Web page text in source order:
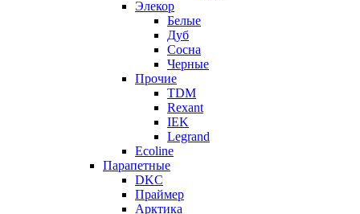
Элекор
Белые
Дуб
Сосна
Черные
Прочие
TDM
Rexant
IEK
Legrand
Ecoline
Парапетные
DKC
Праймер
Арктика